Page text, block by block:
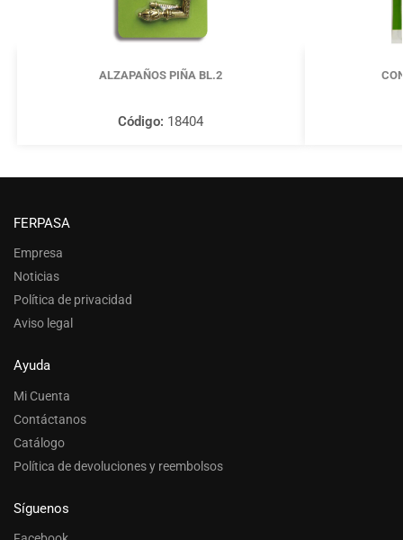
ALZAPAÑOS PIÑA BL.2
Código: 18404
FERPASA
Empresa
Noticias
Política de privacidad
Aviso legal
Ayuda
Mi Cuenta
Contáctanos
Catálogo
Política de devoluciones y reembolsos
Síguenos